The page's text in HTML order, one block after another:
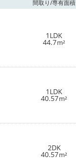
間取り/専有面積
1LDK
44.7m²
1LDK
40.57m²
2DK
40.57m²